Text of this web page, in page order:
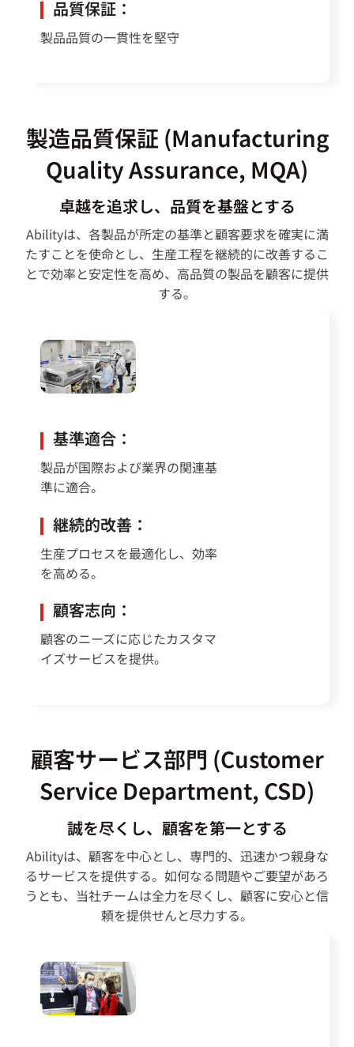
品質保証：
製品品質の一貫性を堅守
製造品質保証 (Manufacturing
Quality Assurance, MQA)
卓越を追求し、品質を基盤とする
Abilityは、各製品が所定の基準と顧客要求を確実に満
たすことを使命とし、生産工程を継続的に改善するこ
とで効率と安定性を高め、高品質の製品を顧客に提供
する。
基準適合：
製品が国際および業界の関連基
準に適合。
継続的改善：
生産プロセスを最適化し、効率
を高める。
顧客志向：
顧客のニーズに応じたカスタマ
イズサービスを提供。
顧客サービス部門 (Customer
Service Department, CSD)
誠を尽くし、顧客を第一とする
Abilityは、顧客を中心とし、専門的、迅速かつ親身な
るサービスを提供する。如何なる問題やご要望があろ
うとも、当社チームは全力を尽くし、顧客に安心と信
頼を提供せんと尽力する。